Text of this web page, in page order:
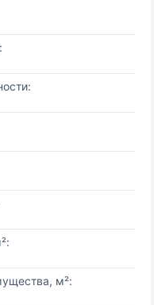
м²: